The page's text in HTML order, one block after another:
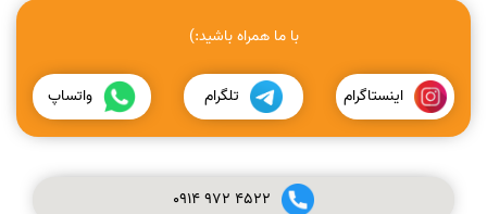
با ما همراه باشید:)
اینستاگرام تلگرام واتساپ
0914972 4522